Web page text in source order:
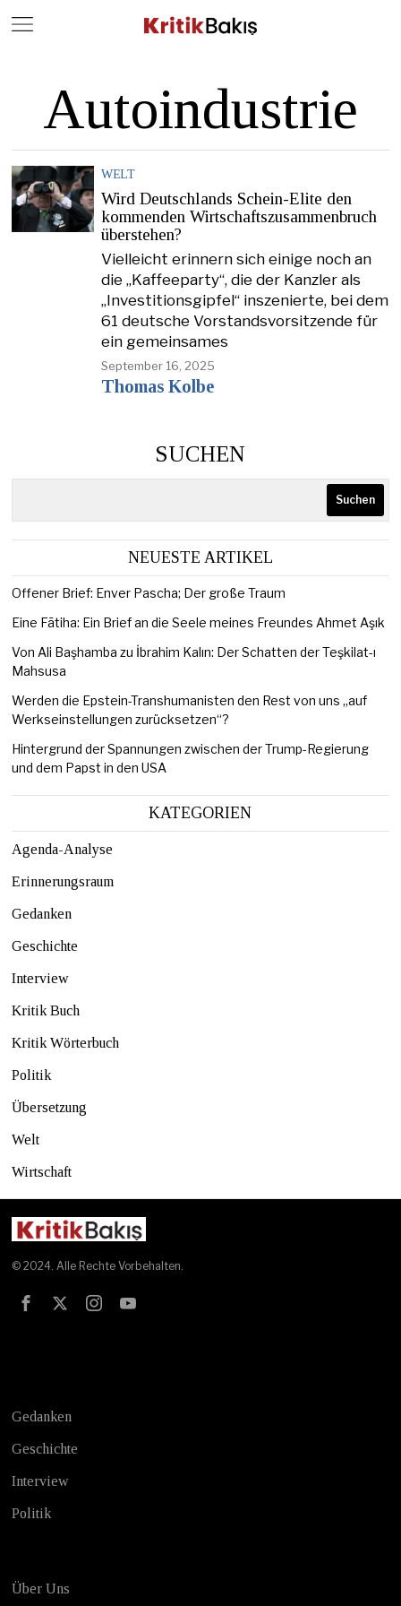
Autoindustrie
WELT
Wird Deutschlands Schein-Elite den
kommenden Wirtschaftszusammenbruch
überstehen?
Vielleicht erinnern sich einige noch an
die „Kaffeeparty“, die der Kanzler als
„Investitionsgipfel“ inszenierte, bei dem
61 deutsche Vorstandsvorsitzende für
ein gemeinsames
September 16, 2025
Thomas Kolbe
SUCHEN
Suchen
NEUESTE ARTIKEL
Offener Brief: Enver Pascha; Der große Traum
Eine Fātiha: Ein Brief an die Seele meines Freundes Ahmet Aşık
Von Ali Başhamba zu İbrahim Kalın: Der Schatten der Teşkilat-ı
Mahsusa
Werden die Epstein-Transhumanisten den Rest von uns „auf
Werkseinstellungen zurücksetzen“?
Hintergrund der Spannungen zwischen der Trump-Regierung
und dem Papst in den USA
KATEGORIEN
Agenda-Analyse
Erinnerungsraum
Gedanken
Geschichte
Interview
Kritik Buch
Kritik Wörterbuch
Politik
Übersetzung
Welt
Wirtschaft
© 2024. Alle Rechte Vorbehalten.
Gedanken
Geschichte
Interview
Politik
Über Uns